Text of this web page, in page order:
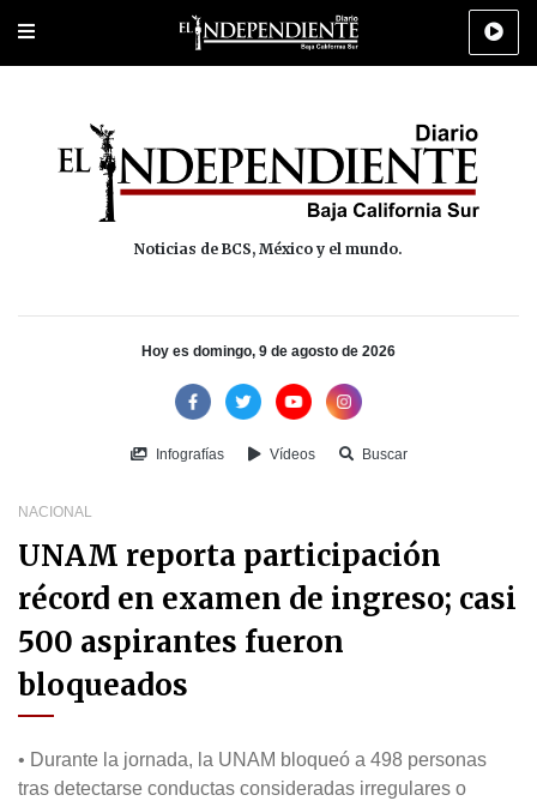
Portada Los Cabos Policiaca Deportes Cultura
Noticias de BCS, México y el mundo.
Hoy es domingo, 9 de agosto de 2026
Infografías Vídeos Buscar
NACIONAL
UNAM reporta participación
récord en examen de ingreso; casi
500 aspirantes fueron
bloqueados
• Durante la jornada, la UNAM bloqueó a 498 personas
tras detectarse conductas consideradas irregulares o